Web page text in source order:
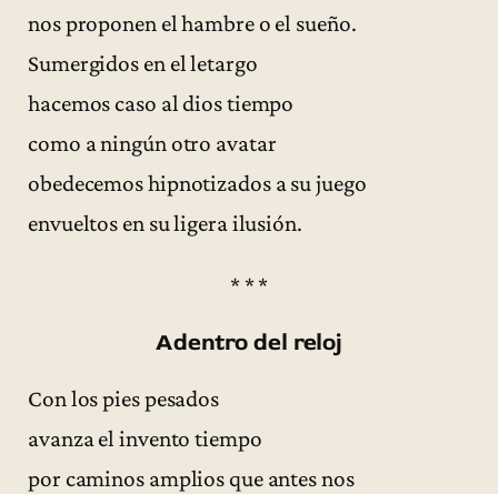
nos proponen el hambre o el sueño.
Sumergidos en el letargo
hacemos caso al dios tiempo
como a ningún otro avatar
obedecemos hipnotizados a su juego
envueltos en su ligera ilusión.
* * *
Adentro del reloj
Con los pies pesados
avanza el invento tiempo
por caminos amplios que antes nos